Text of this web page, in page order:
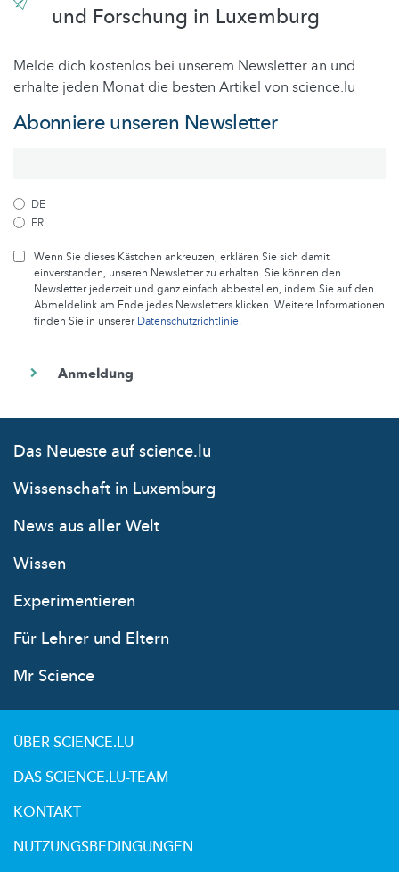
und Forschung in Luxemburg
Melde dich kostenlos bei unserem Newsletter an und
erhalte jeden Monat die besten Artikel von science.lu
Abonniere unseren Newsletter
DE
FR
Wenn Sie dieses Kästchen ankreuzen, erklären Sie sich damit
einverstanden, unseren Newsletter zu erhalten. Sie können den
Newsletter jederzeit und ganz einfach abbestellen, indem Sie auf den
Abmeldelink am Ende jedes Newsletters klicken. Weitere Informationen
finden Sie in unsererDatenschutzrichtlinie.
Das Neueste auf science.lu
Wissenschaft in Luxemburg
News aus aller Welt
Wissen
Experimentieren
Für Lehrer und Eltern
Mr Science
ÜBER SCIENCE.LU
DAS SCIENCE.LU-TEAM
KONTAKT
NUTZUNGSBEDINGUNGEN